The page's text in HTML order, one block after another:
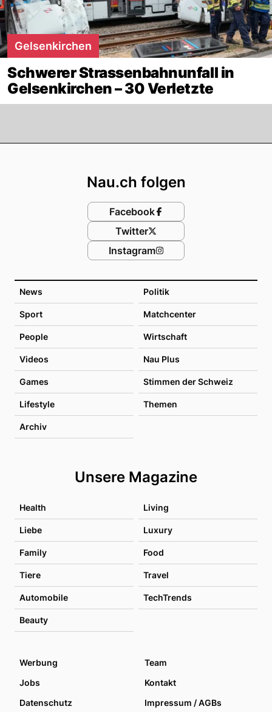
Gelsenkirchen
Schwerer Strassenbahnunfall in
Gelsenkirchen – 30 Verletzte
News Politik
Sport Matchcenter
People Wirtschaft
Videos Nau Plus
Games Stimmen der Schweiz
Lifestyle Themen
Archiv
Unsere Magazine
Health Living
Liebe Luxury
Family Food
Tiere Travel
Automobile TechTrends
Beauty
Nau.ch folgen
Facebook
Twitter
Instagram
Werbung
Team
Jobs
Kontakt
Datenschutz
Impressum / AGBs